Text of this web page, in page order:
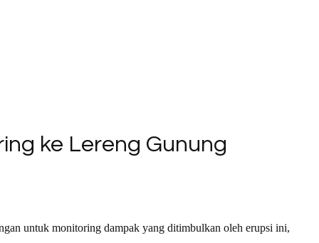
ke Lereng Gunung
untuk monitoring dampak yang ditimbulkan oleh erupsi ini,